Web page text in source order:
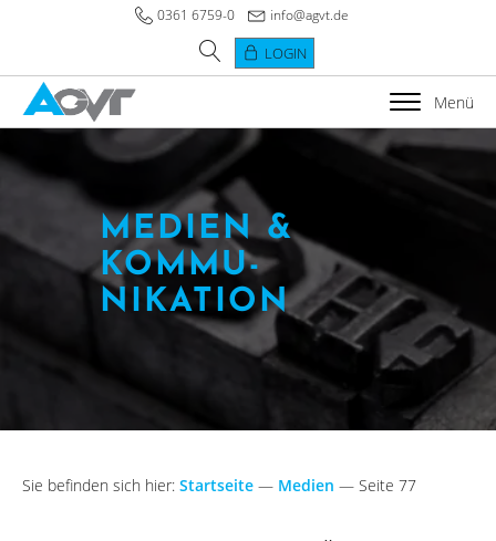
0361 6759-0 info@agvt.de
LOGIN
Menü
MEDIEN &
KOMMU­
NIKATION
Sie befinden sich hier: Startseite — Medien — Seite 77